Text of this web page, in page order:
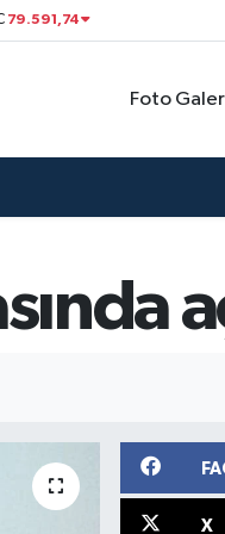
79.591,74
Foto
X